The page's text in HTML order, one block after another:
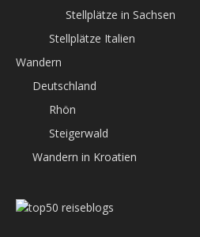
Stellplätze in Sachsen
Stellplätze Italien
Wandern
Deutschland
Rhön
Steigerwald
Wandern in Kroatien